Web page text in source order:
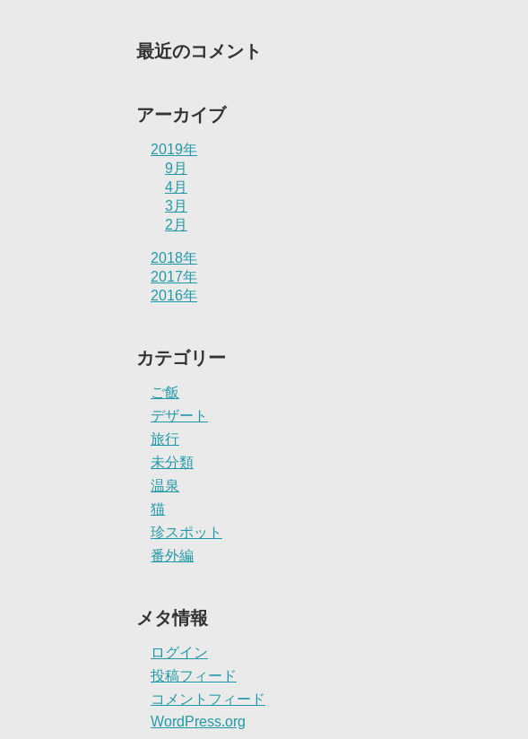
最近のコメント
アーカイブ
2019年
9月
4月
3月
2月
2018年
2017年
2016年
カテゴリー
ご飯
デザート
旅行
未分類
温泉
猫
珍スポット
番外編
メタ情報
ログイン
投稿フィード
コメントフィード
WordPress.org